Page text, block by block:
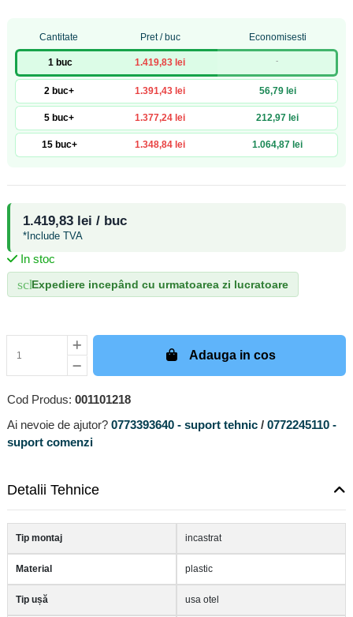
Cantitate Pret / buc Economisesti
1 buc 1.419,83 lei -
2 buc+ 1.391,43 lei 56,79 lei
5 buc+ 1.377,24 lei 212,97 lei
15 buc+ 1.348,84 lei 1.064,87 lei
Adauga in cos
1.419,83 lei / buc
*Include TVA
In stoc
schedule
Expediere incepând cu urmatoarea zi lucratoare
Cod Produs: 001101218
Ai nevoie de ajutor? 0773393640 - suport tehnic / 0772245110 -
suport comenzi
Detalii Tehnice
Tip montaj incastrat
Material plastic
Tip ușă usa otel